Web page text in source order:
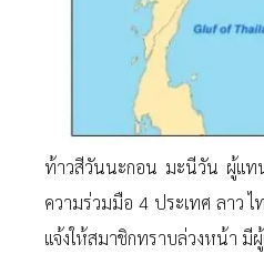
ท้าวสีวันนะกอน มะนีวัน ผู้แทน
ความร่วมมือ 4 ประเทศ ลาว
แจ้งให้สมาชิกทราบล่วงหน้า มี